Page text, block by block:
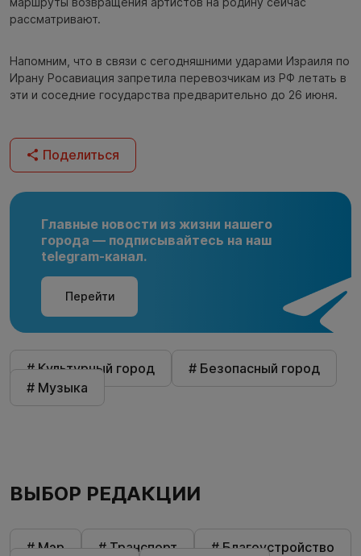
рассматривают.
Напомним, что в связи с сегодняшними ударами Израиля по
Ирану Росавиация запретила перевозчикам из РФ летать в
эти и соседние государства предварительно до 26 июня.
Поделиться
Главные новости из жизни нашего
города — подписывайтесь на наш
telegram-канал.
Перейти
# Культурный город
# Безопасный город
# Музыка
ВЫБОР РЕДАКЦИИ
# Мэр # Транспорт
# Благоустройство